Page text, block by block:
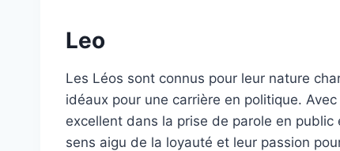
Leo
Les Léos sont connus pour leur nature
idéaux pour une carrière en politique.
excellent dans la prise de parole en
sens aigu de la loyauté et leur passion